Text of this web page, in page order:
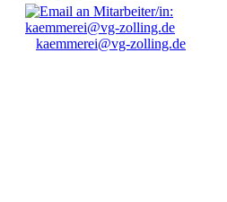
kaemmerei@vg-zolling.de